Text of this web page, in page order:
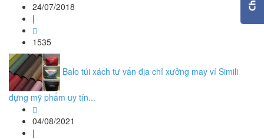
24/07/2018
|
1535
Balo túi xách tư vấn địa chỉ xưởng may ví Simili
đựng mỹ phẩm uy tín...
04/08/2021
|